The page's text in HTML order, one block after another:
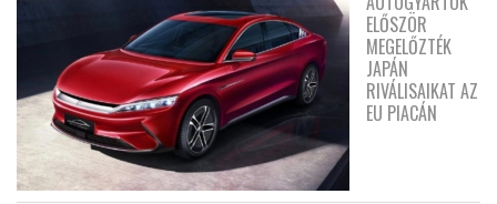
ELŐSZÖR
MEGELŐZTÉK
JAPÁN
RIVÁLISAIKAT AZ
EU PIACÁN